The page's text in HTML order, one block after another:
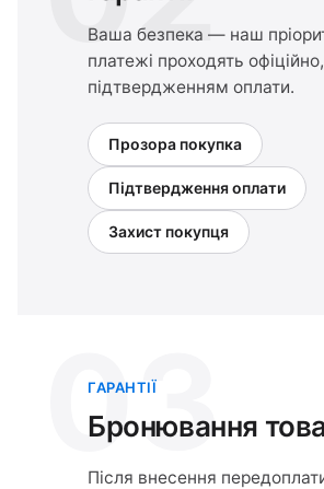
Ваша безпека — наш
платежі проходять
підтвердженням оплати.
Прозора покупка
Підтвердження оплати
Захист покупця
03
ГАРАНТІЇ
Бронювання
Після внесення